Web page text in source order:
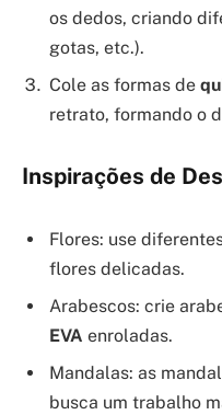
os dedos, criando
gotas, etc.).
Cole as formas de
retrato, formando o
Inspirações de
Flores: use
flores delicadas.
Arabescos: crie
EVA enroladas.
Mandalas: as
busca um trabalho